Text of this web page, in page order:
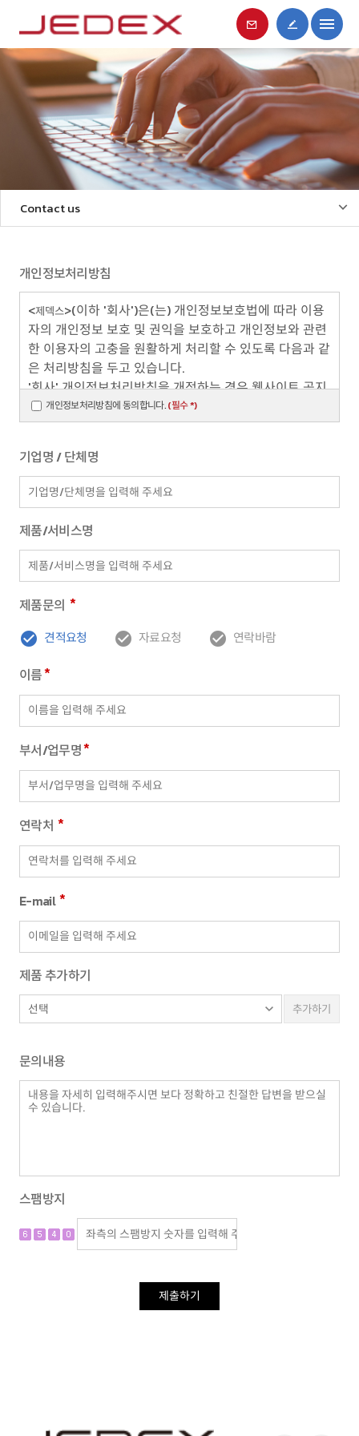
Contact us
개인정보처리방침
<제덱스>(이하 '회사')은(는) 개인정보보호법에 따라 이용
자의 개인정보 보호 및 권익을 보호하고 개인정보와 관련
한 이용자의 고충을 원활하게 처리할 수 있도록 다음과 같
은 처리방침을 두고 있습니다.
'회사' 개인정보처리방침을 개정하는 경우 웹사이트 공지
사항(또는 개별공지)을 통하여 공지할 것입니다.
1. 개인정보의 처리 목적 '회사'는 개인정보를 다음의 목적
을 위해 처리합니다. 처리한 개인정보는 다음의 목적이외
의 용도로는 사용되지 않으며 이용 목적이 변경될 시에는
사전동의를 구할 예정입니다.
가. 홈페이지 회원가입 및 관리
회원제 서비스 제공에 따른 본인 식별·인증, 제한적 본인
확인제 시행에 따른 본인확인, 서비스 부정이용 방지 등을
목적으로 개인정보를 처리합니다.
나. 민원사무 처리
민원인의 신원 확인, 민원사항 확인, 사실조사를 위한 연
락·통지, 처리결과 통보 등을 목적으로 개인정보를 처리합
니다.
다. 재화 또는 서비스 제공
서비스 제공 등을 목적으로 개인정보를 처리합니다.
라. 마케팅 및 광고에의 활용
서비스의 유효성 확인, 접속빈도 파악 또는 회원의 서비스
이용에 대한 통계 등을 목적으로 개인정보를 처리합니다.
2. 개인정보 파일 현황
1. 개인정보 파일명 : 개인정보
책, 부서, 회사명, 접속 로그, 접속 IP 정보, 법정대리인 이
름
수집방법 : 홈페이지
보유기간 : 3년
관련법령 : 신용정보의 수집/처리 및 이용 등에 관한 기록
: 3년, 소비자의 불만 또는 분쟁처리에 관한 기록 : 3년, 계
약 또는 청약철회 등에 관한 기록 : 5년
① '회사'는 법령에 따른 개인정보 보유·이용기간 또는 정
보주체로부터 개인정보를 수집시에 동의 받은 개인정보
보유,이용기간 내에서 개인정보를 처리,보유합니다.
② 각각의 개인정보 처리 및 보유 기간은 다음과 같습니
<민원사무 처리>와 관련한 개인정보는 수집.이용에 관한
2) 계약 또는 청약철회 등에 관한 기록 : 5년
개인정보처리방침에 동의합니다.(필수 *)
기업명 / 단체명
제품/서비스명
제품문의 *
 견적요청  자료요청  연락바람
이름*
부서/업무명*
연락처 *
E-mail*
제품 추가하기
추가하기
문의내용
스팸방지
제출하기